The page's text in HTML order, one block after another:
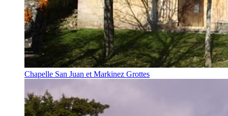
Chapelle San Juan et Markinez Grottes